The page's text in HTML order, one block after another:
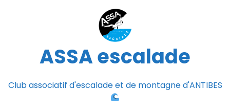
ASSA escalade
Club associatif d'escalade et de montagne d'ANTIBES